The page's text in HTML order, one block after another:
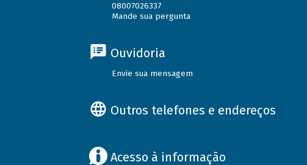
08007026337
Mande sua pergunta
Ouvidoria
Envie sua mensagem
Outros telefones e endereços
Acesso à informação